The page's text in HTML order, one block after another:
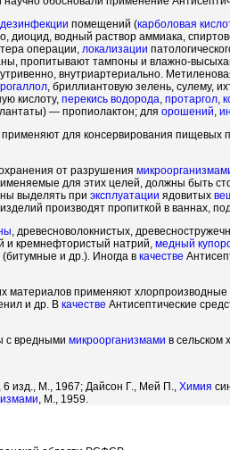
дезинфекции помещений (карболовая
диоцид, водный раствор аммиака,
операции, локализации
пропитывают тампоны и влажно-
внутриартериально.
, бриллиантовую зелень, сулему,
кислоту, перекись водорода, протаргол,
— пропиолактон; для орошений,
применяют для консервирования пищевых
от разрушения
для этих целей, должны быть
выделять при эксплуатации ядовитых
производят пропиткой в ваннах,
, древесноволокнистых,
и кремнефтористый натрий, медный
и др.). Иногда в качестве
материалов применяют
и др. В качестве Антисептические
с вредными микроорганизмами в сельском
изд., М., 1967; Дайсон Г., Мей П., Химия
, М., 1959.